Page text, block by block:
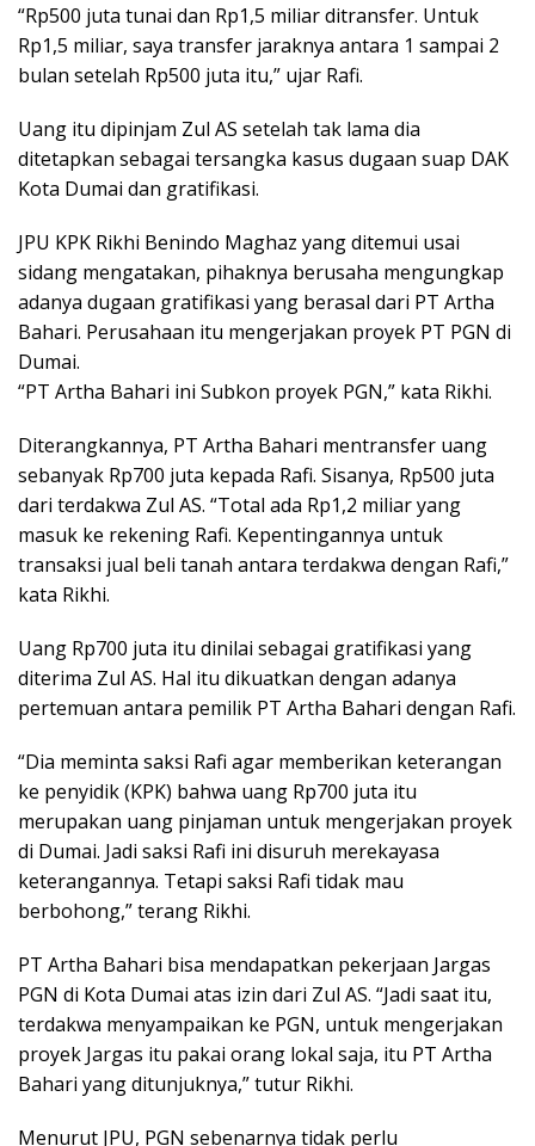
“Rp500 juta tunai dan Rp1,5 miliar ditransfer. Untuk
Rp1,5 miliar, saya transfer jaraknya antara 1 sampai 2
bulan setelah Rp500 juta itu,” ujar Rafi.
Uang itu dipinjam Zul AS setelah tak lama dia
ditetapkan sebagai tersangka kasus dugaan suap DAK
Kota Dumai dan gratifikasi.
JPU KPK Rikhi Benindo Maghaz yang ditemui usai
sidang mengatakan, pihaknya berusaha mengungkap
adanya dugaan gratifikasi yang berasal dari PT Artha
Bahari. Perusahaan itu mengerjakan proyek PT PGN di
Dumai.
“PT Artha Bahari ini Subkon proyek PGN,” kata Rikhi.
Diterangkannya, PT Artha Bahari mentransfer uang
sebanyak Rp700 juta kepada Rafi. Sisanya, Rp500 juta
dari terdakwa Zul AS. “Total ada Rp1,2 miliar yang
masuk ke rekening Rafi. Kepentingannya untuk
transaksi jual beli tanah antara terdakwa dengan Rafi,”
kata Rikhi.
Uang Rp700 juta itu dinilai sebagai gratifikasi yang
diterima Zul AS. Hal itu dikuatkan dengan adanya
pertemuan antara pemilik PT Artha Bahari dengan Rafi.
“Dia meminta saksi Rafi agar memberikan keterangan
ke penyidik (KPK) bahwa uang Rp700 juta itu
merupakan uang pinjaman untuk mengerjakan proyek
di Dumai. Jadi saksi Rafi ini disuruh merekayasa
keterangannya. Tetapi saksi Rafi tidak mau
berbohong,” terang Rikhi.
PT Artha Bahari bisa mendapatkan pekerjaan Jargas
PGN di Kota Dumai atas izin dari Zul AS. “Jadi saat itu,
terdakwa menyampaikan ke PGN, untuk mengerjakan
proyek Jargas itu pakai orang lokal saja, itu PT Artha
Bahari yang ditunjuknya,” tutur Rikhi.
Menurut JPU, PGN sebenarnya tidak perlu